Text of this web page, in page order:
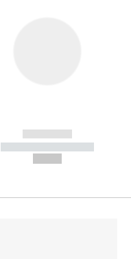
------------
----------- -----------